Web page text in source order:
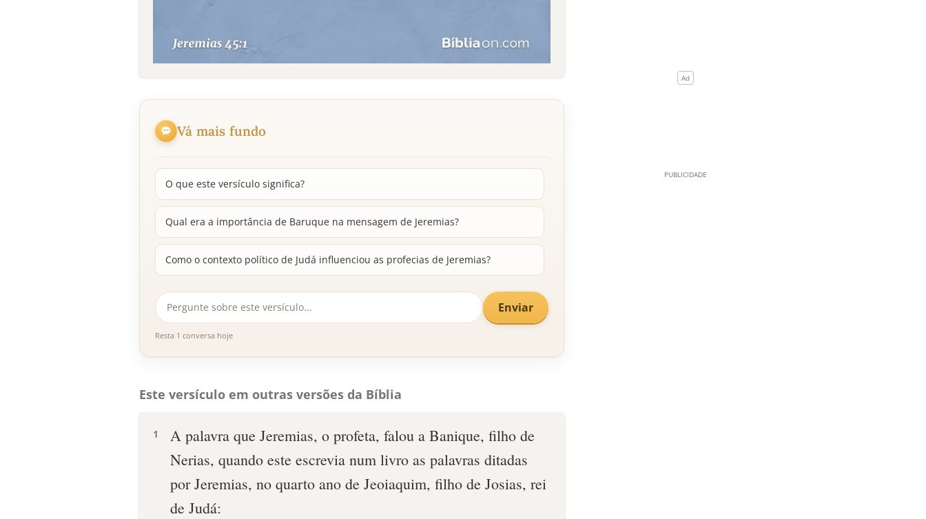
Vá mais fundo
O que este versículo significa?
Qual era a importância de Baruque na mensagem de Jeremias?
Como o contexto político de Judá influenciou as profecias de Jeremias?
Enviar
Resta 1 conversa hoje
Este versículo em outras versões da Bíblia
1
A palavra que Jeremias, o profeta, falou a Banique, filho de
Nerias, quando este escrevia num livro as palavras ditadas
por Jeremias, no quarto ano de Jeoiaquim, filho de Josias, rei
de Judá: